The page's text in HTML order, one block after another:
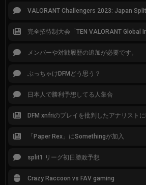
メンバーや対戦履歴の追加が必要です。
ぶっちゃけDFMどう思う？
日本人で勝利予想してる人集合
「Paper Rex」にSomethingが加入
split1 リーグ初日勝敗予想
Crazy Raccoon vs FAV gaming